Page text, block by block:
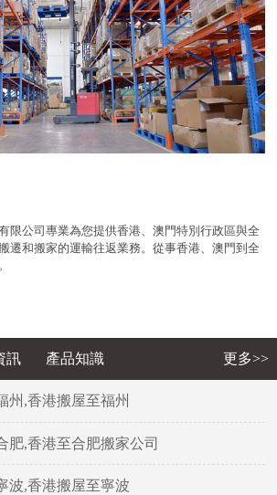
限公司專業為您提供香港、澳門特別行政區與全
遷和搬家的運輸往返業務。從事香港、澳門到全
訊 產品知識 更多>>
州,香港搬屋至福州
肥,香港至合肥搬家公司
波,香港搬屋至寧波